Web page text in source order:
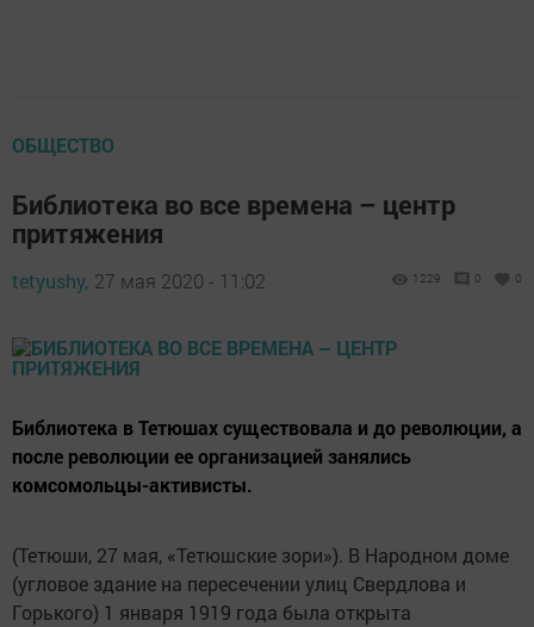
ОБЩЕСТВО
Библиотека во все времена – центр
притяжения
tetyushy, 27 мая 2020 - 11:02 1229 0 0
Библиотека в Тетюшах существовала и до революции, а
после революции ее организацией занялись
комсомольцы-­активисты.
(Тетюши, 27 мая, «Тетюшские зори»). В Народном доме
(угловое здание на пересечении улиц Свердлова и
Горького) 1 января 1919 года была открыта